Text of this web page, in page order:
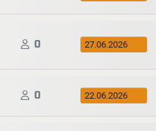
0 27.06.2026
0 22.06.2026